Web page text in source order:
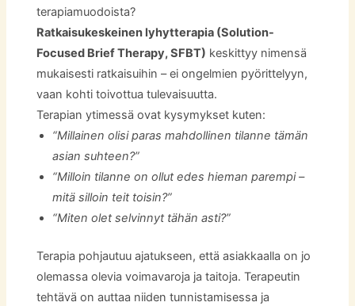
terapiamuodoista?
Ratkaisukeskeinen lyhytterapia (Solution-
Focused Brief Therapy, SFBT) keskittyy nimensä
mukaisesti ratkaisuihin – ei ongelmien pyörittelyyn,
vaan kohti toivottua tulevaisuutta.
Terapian ytimessä ovat kysymykset kuten:
“Millainen olisi paras mahdollinen tilanne tämän
asian suhteen?”
“Milloin tilanne on ollut edes hieman parempi –
mitä silloin teit toisin?”
“Miten olet selvinnyt tähän asti?”
Terapia pohjautuu ajatukseen, että asiakkaalla on jo
olemassa olevia voimavaroja ja taitoja. Terapeutin
tehtävä on auttaa niiden tunnistamisessa ja